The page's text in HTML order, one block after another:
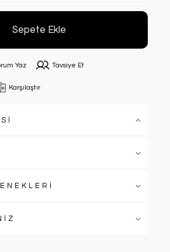
Sepete Ekle
Yaz Tavsiye Et
Karşılaştır